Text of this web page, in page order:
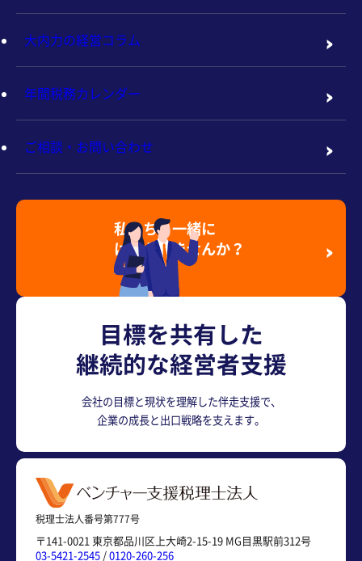
目標を共有した
継続的な経営者支援
会社の目標と現状を理解した伴走支援で、
企業の成長と出口戦略を支えます。
税理士法人番号第777号
〒141-0021 東京都品川区上大崎2-15-19 MG目黒駅前312号
03-5421-2545 /0120-260-256
大内力の経営コラム
年間税務カレンダー
ご相談・お問い合わせ
私たちと一緒に
はたらきませんか？
採用情報を見る